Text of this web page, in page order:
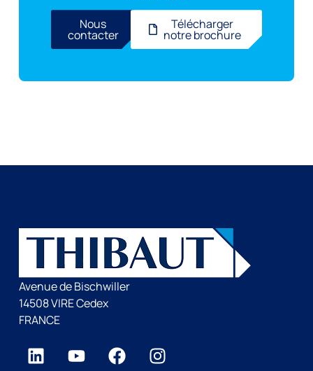
Nous
contacter
Télécharger
notre brochure
Avenue de Bischwiller
14508 VIRE Cedex
FRANCE